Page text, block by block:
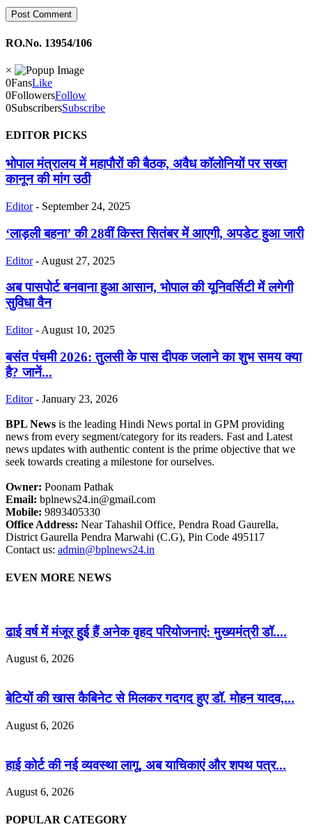
RO.No. 13954/106
×
0FansLike
0FollowersFollow
0SubscribersSubscribe
EDITOR PICKS
भोपाल मंत्रालय में महापौरों की बैठक, अवैध कॉलोनियों पर सख्त
कानून की मांग उठी
Editor - September 24, 2025
‘लाड़ली बहना’ की 28वीं किस्त सितंबर में आएगी, अपडेट हुआ जारी
Editor - August 27, 2025
अब पासपोर्ट बनवाना हुआ आसान, भोपाल की यूनिवर्सिटी में लगेगी
सुविधा वैन
Editor - August 10, 2025
बसंत पंचमी 2026: तुलसी के पास दीपक जलाने का शुभ समय क्या
है? जानें...
Editor - January 23, 2026
BPL News is the leading Hindi News portal in GPM providing
news from every segment/category for its readers. Fast and Latest
news updates with authentic content is the prime objective that we
seek towards creating a milestone for ourselves.
Owner: Poonam Pathak
Email: bplnews24.in@gmail.com
Mobile: 9893405330
Office Address: Near Tahashil Office, Pendra Road Gaurella,
District Gaurella Pendra Marwahi (C.G), Pin Code 495117
Contact us: admin@bplnews24.in
EVEN MORE NEWS
ढाई वर्ष में मंजूर हुई हैं अनेक वृहद परियोजनाएं: मुख्यमंत्री डॉ....
August 6, 2026
बेटियों की खास कैबिनेट से मिलकर गदगद हुए डॉ. मोहन यादव,...
August 6, 2026
हाई कोर्ट की नई व्यवस्था लागू, अब याचिकाएं और शपथ पत्र...
August 6, 2026
POPULAR CATEGORY